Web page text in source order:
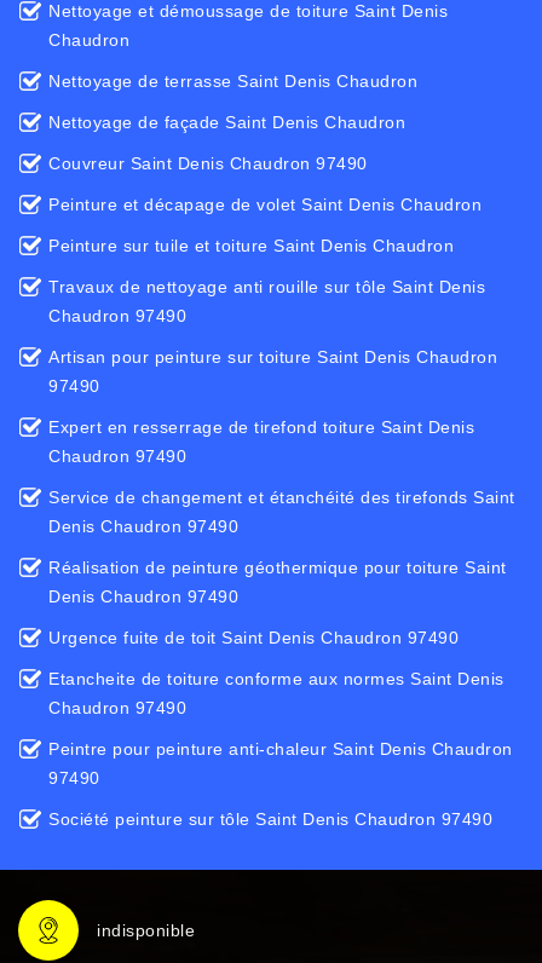
Nettoyage et démoussage de toiture Saint Denis
Chaudron
Nettoyage de terrasse Saint Denis Chaudron
Nettoyage de façade Saint Denis Chaudron
Couvreur Saint Denis Chaudron 97490
Peinture et décapage de volet Saint Denis Chaudron
Peinture sur tuile et toiture Saint Denis Chaudron
Travaux de nettoyage anti rouille sur tôle Saint Denis
Chaudron 97490
Artisan pour peinture sur toiture Saint Denis Chaudron
97490
Expert en resserrage de tirefond toiture Saint Denis
Chaudron 97490
Service de changement et étanchéité des tirefonds Saint
Denis Chaudron 97490
Réalisation de peinture géothermique pour toiture Saint
Denis Chaudron 97490
Urgence fuite de toit Saint Denis Chaudron 97490
Etancheite de toiture conforme aux normes Saint Denis
Chaudron 97490
Peintre pour peinture anti-chaleur Saint Denis Chaudron
97490
Société peinture sur tôle Saint Denis Chaudron 97490
indisponible